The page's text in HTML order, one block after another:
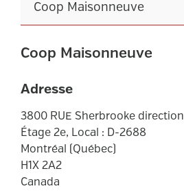
Coop Maisonneuve
Coop Maisonneuve
Adresse
3800 RUE Sherbrooke direction
Étage 2e, Local : D-2688
Montréal
Québec
H1X 2A2
Canada